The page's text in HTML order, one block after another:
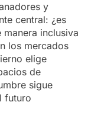
y
central: ¿es
inclusiva
los mercados
elige
de
sigue
futuro